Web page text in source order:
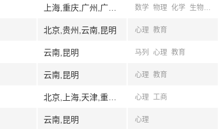
数学 物理 化学 生物 马列
北京,贵州,云南,昆明 心理 教育
云南,昆明 马列 心理 教育
云南,昆明 心理 教育
心理 工商
云南,昆明 心理